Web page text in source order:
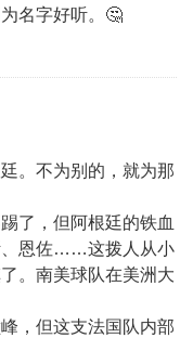
名字好听。🤔
。不为别的，就为那
了，但阿根廷的铁血
、恩佐……这拨人从小
。南美球队在美洲大
，但这支法国队内部